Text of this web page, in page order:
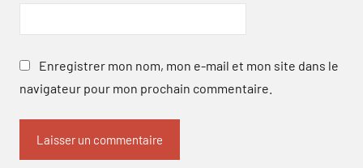
Enregistrer mon nom, mon e-mail et mon site dans le
navigateur pour mon prochain commentaire.